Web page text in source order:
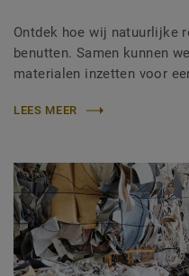
Ontdek hoe wij natuurlijke
benutten. Samen kunnen
materialen inzetten voor
LEES MEER